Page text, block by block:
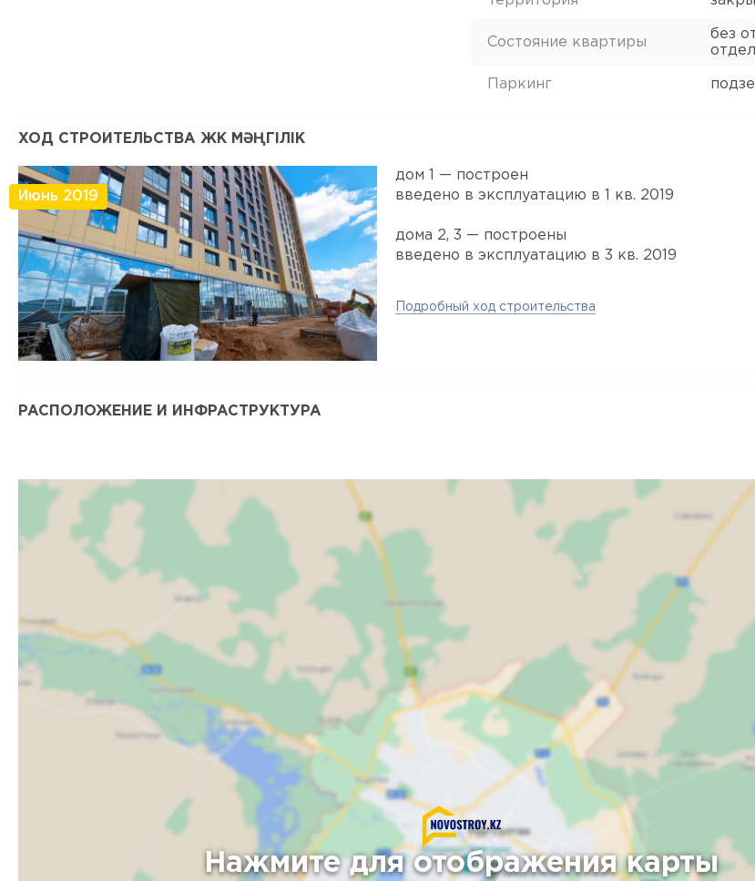
Состояние квартиры
без
Паркинг
ХОД СТРОИТЕЛЬСТВА ЖК МӘҢГІЛІК
Июнь 2019
дом 1 — построен
введено в эксплуатацию в 1 кв. 2019
дома 2, 3 — построены
введено в эксплуатацию в 3 кв. 2019
Подробный ход строительства
РАСПОЛОЖЕНИЕ И ИНФРАСТРУКТУРА
Нажмите для отображения карты